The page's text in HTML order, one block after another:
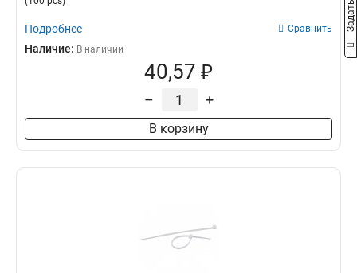
Подробнее Сравнить
Наличие: В наличии
40,57 ₽
– +
В корзину